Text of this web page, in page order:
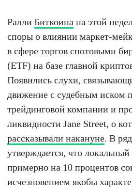
Ралли Биткоина на этой
споры о влиянии маркет-
в сфере торгов спотовыми
(ETF) на базе главной
Появились слухи,
движение с судебным иском
трейдинговой компании и
ликвидности Jane Street, о
рассказывали накануне. В
утверждается, что
примерно на 10 процентов
исчезновением якобы